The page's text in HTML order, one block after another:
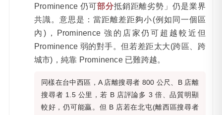
Prominence 仍可部分抵銷距離劣勢」仍是業界
共識。意思是：當距離差距夠小(例如同一個區
內)，Prominence 強的店家仍可超越較近但
Prominence 弱的對手。但若差距太大(跨區、跨
城市)，純靠 Prominence 已難跨越。
同樣在台中西區，A 店離搜尋者 800 公尺、B 店離
搜尋者 1.5 公里，若 B 店評論多 3 倍、品質明顯
較好，仍可能贏。但 B 店若在北屯(離西區搜尋者